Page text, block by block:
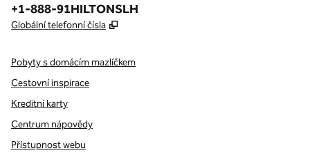
Telefon:
+1-888-91HILTONSLH
Globální telefonní čísla ,
Pobyty s domácím mazlíčkem
Cestovní inspirace
Kreditní karty
Centrum nápovědy
Přístupnost webu